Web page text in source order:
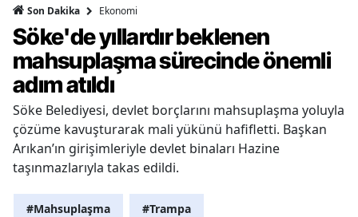
Son Dakika Ekonomi
Söke'de yıllardır beklenen
mahsuplaşma sürecinde önemli
adım atıldı
Söke Belediyesi, devlet borçlarını mahsuplaşma yoluyla
çözüme kavuşturarak mali yükünü hafifletti. Başkan
Arıkan’ın girişimleriyle devlet binaları Hazine
taşınmazlarıyla takas edildi.
#Mahsuplaşma #Trampa